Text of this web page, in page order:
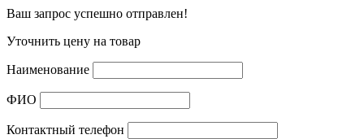
Ваш запрос успешно отправлен!
Уточнить цену на товар
Наименование
ФИО
Контактный телефон